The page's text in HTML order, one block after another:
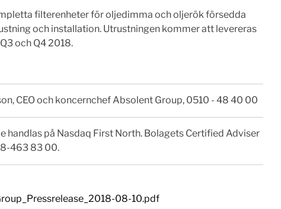
filterenheter för oljedimma och oljerök försedda
och installation. Utrustningen kommer att levereras
och Q4 2018.
CEO och koncernchef Absolent Group, 0510 - 48 40 00
handlas på Nasdaq First North. Bolagets Certified Adviser
463 83 00.
08-10.pdf